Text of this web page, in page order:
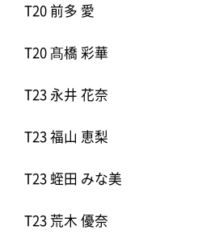
T20 前多 愛
T20 髙橋 彩華
T23 永井 花奈
T23 福山 恵梨
T23 蛭田 みな美
T23 荒木 優奈